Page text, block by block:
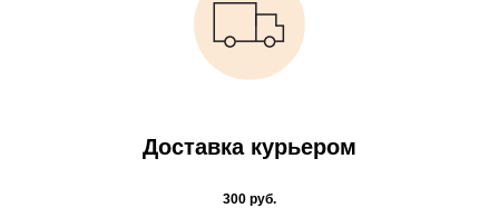
Доставка курьером
300 руб.